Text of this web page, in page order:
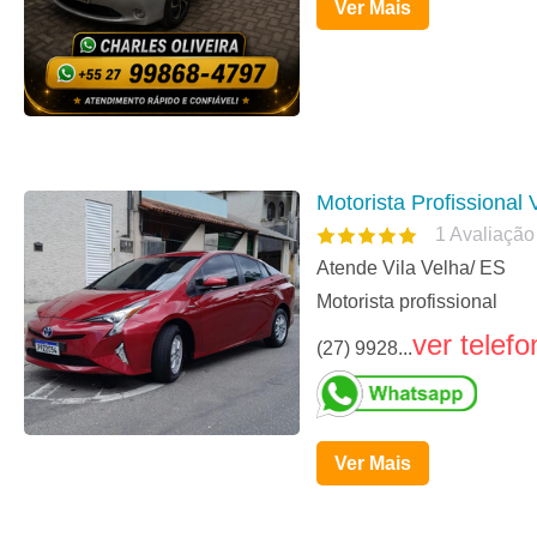
Ver Mais
Motorista Profissional
1 Avaliação
Atende Vila Velha/ ES
Motorista profissional
(27) 9928...ver
Ver Mais